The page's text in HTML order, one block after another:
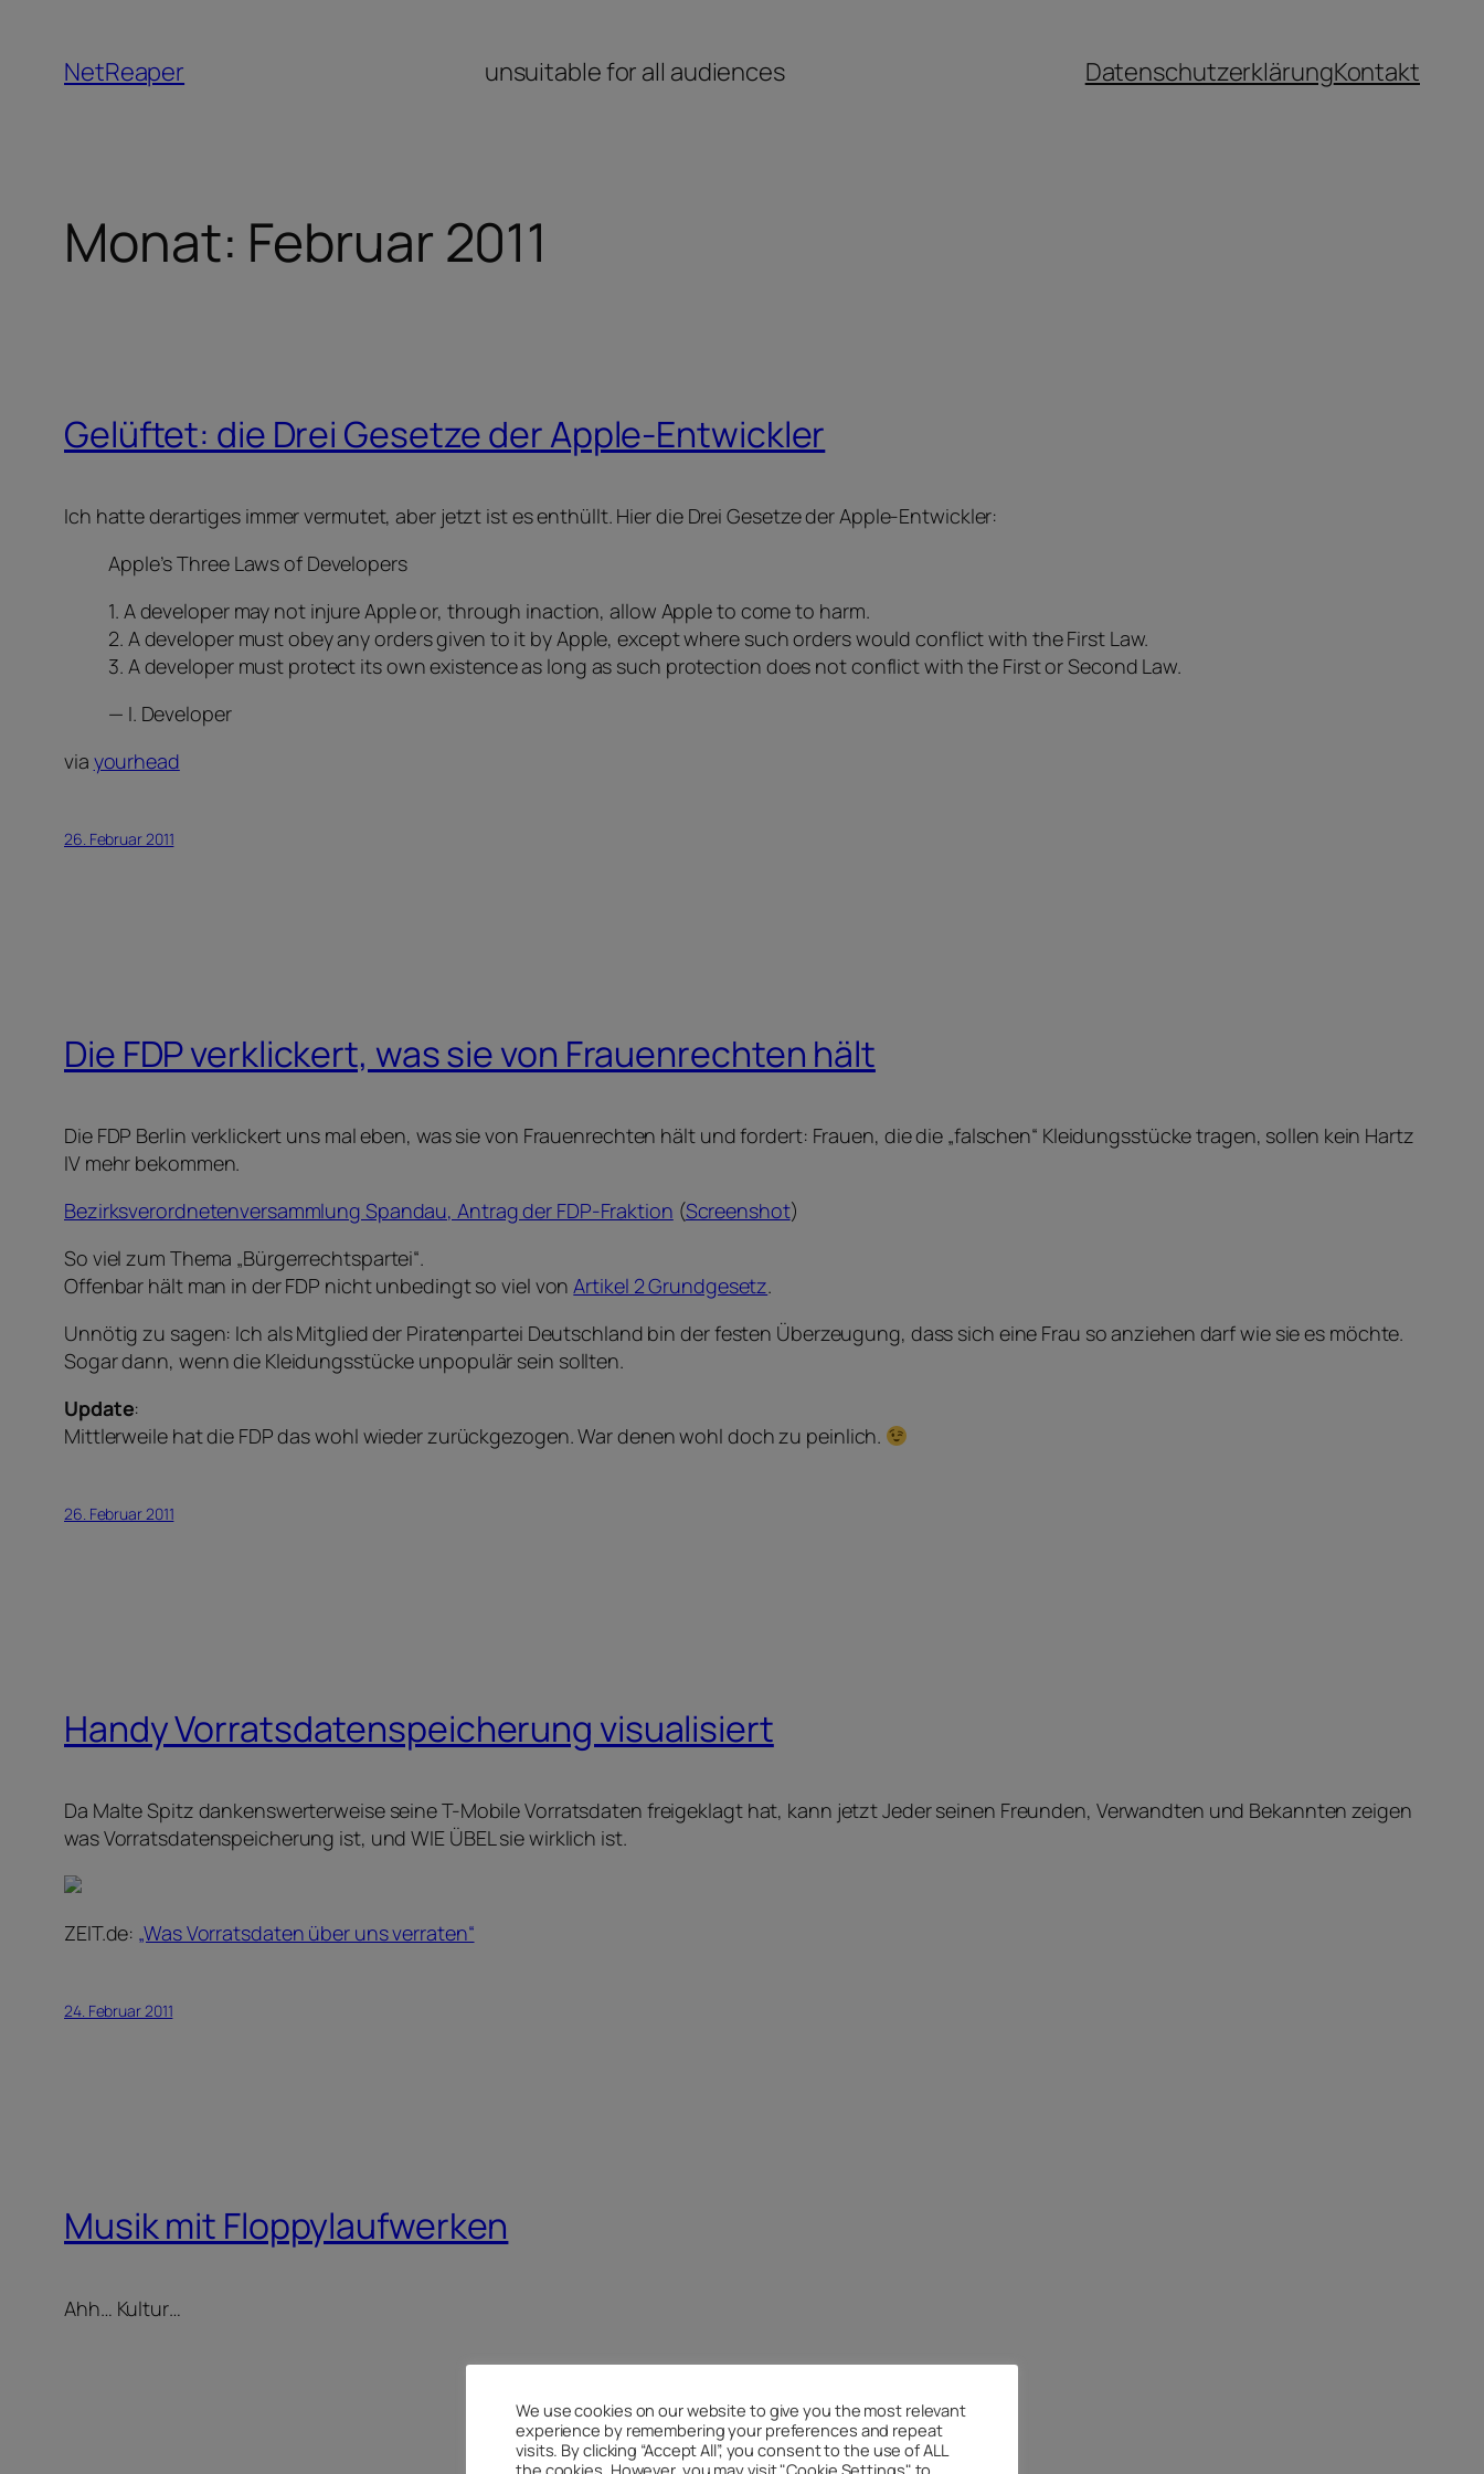
Inhalt
springen
NetReaper unsuitable for all audiences DatenschutzerklärungKontakt
Monat: Februar 2011
Gelüftet: die Drei Gesetze der Apple-Entwickler
Ich hatte derartiges immer vermutet, aber jetzt ist es enthüllt. Hier die Drei Gesetze der Apple-Entwickler:
Apple’s Three Laws of Developers
1. A developer may not injure Apple or, through inaction, allow Apple to come to harm.
2. A developer must obey any orders given to it by Apple, except where such orders would conflict with the First Law.
3. A developer must protect its own existence as long as such protection does not conflict with the First or Second Law.
— I. Developer
via yourhead
26. Februar 2011
Die FDP verklickert, was sie von Frauenrechten hält
Die FDP Berlin verklickert uns mal eben, was sie von Frauenrechten hält und fordert: Frauen, die die „falschen“ Kleidungsstücke tragen, sollen kein Hartz
IV mehr bekommen.
Bezirksverordnetenversammlung Spandau, Antrag der FDP-Fraktion (Screenshot)
So viel zum Thema „Bürgerrechtspartei“.
Offenbar hält man in der FDP nicht unbedingt so viel vonArtikel 2 Grundgesetz.
Unnötig zu sagen: Ich als Mitglied der Piratenpartei Deutschland bin der festen Überzeugung, dass sich eine Frau so anziehen darf wie sie es möchte.
Sogar dann, wenn die Kleidungsstücke unpopulär sein sollten.
Update:
Mittlerweile hat die FDP das wohl wieder zurückgezogen. War denen wohl doch zu peinlich.
26. Februar 2011
Handy Vorratsdatenspeicherung visualisiert
Da Malte Spitz dankenswerterweise seine T-Mobile Vorratsdaten freigeklagt hat, kann jetzt Jeder seinen Freunden, Verwandten und Bekannten zeigen
was Vorratsdatenspeicherung ist, und WIE ÜBEL sie wirklich ist.
ZEIT.de: „Was Vorratsdaten über uns verraten“
24. Februar 2011
Musik mit Floppylaufwerken
Ahh… Kultur…
We use cookies on our website to give you the most relevant
experience by remembering your preferences and repeat
visits. By clicking “Accept All”, you consent to the use of ALL
the cookies. However, you may visit "Cookie Settings" to